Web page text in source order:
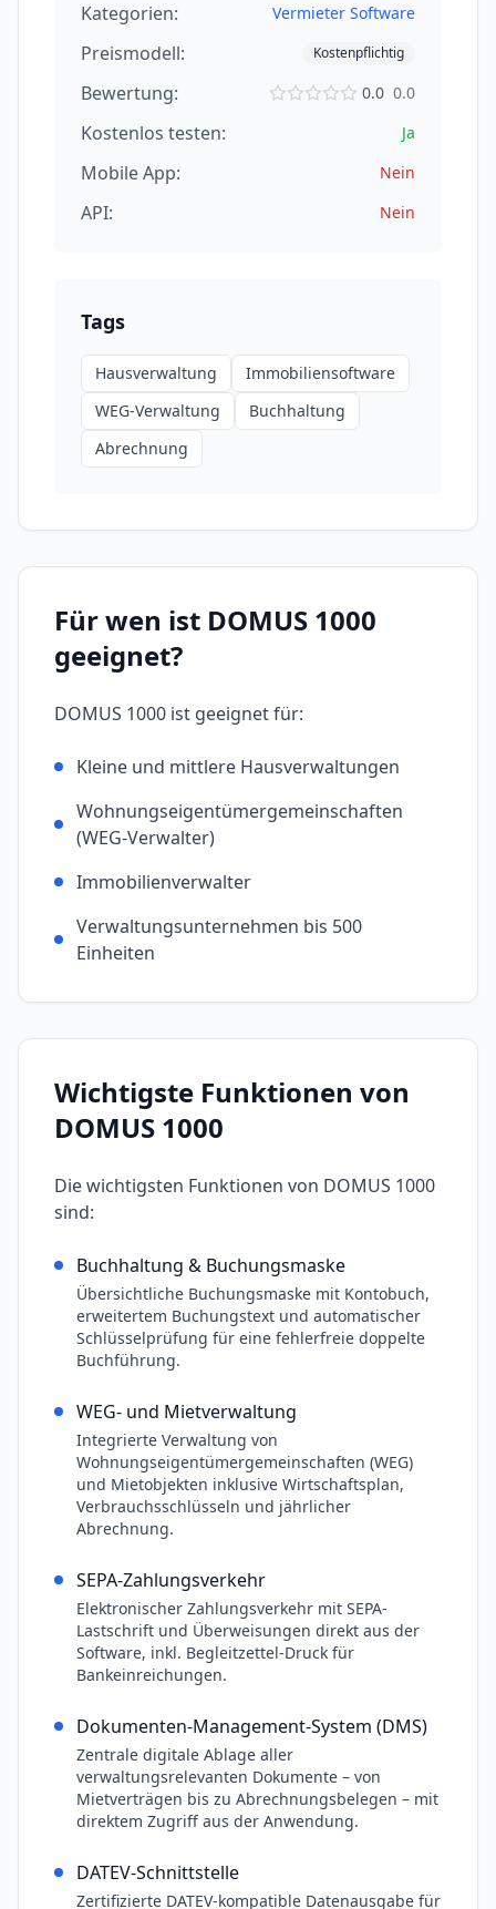
Kategorien: Vermieter Software
Preismodell: Kostenpflichtig
Bewertung: 0.0 0.0
Kostenlos testen: Ja
Mobile App: Nein
API: Nein
Tags
Hausverwaltung
Immobiliensoftware
WEG-Verwaltung
Buchhaltung
Abrechnung
Für wen ist DOMUS 1000
geeignet?
DOMUS 1000 ist geeignet für:
Kleine und mittlere Hausverwaltungen
Wohnungseigentümergemeinschaften
(WEG-Verwalter)
Immobilienverwalter
Verwaltungsunternehmen bis 500
Einheiten
Wichtigste Funktionen von
DOMUS 1000
Die wichtigsten Funktionen von DOMUS 1000
sind:
Buchhaltung & Buchungsmaske
Übersichtliche Buchungsmaske mit Kontobuch,
erweitertem Buchungstext und automatischer
Schlüsselprüfung für eine fehlerfreie doppelte
Buchführung.
WEG- und Mietverwaltung
Integrierte Verwaltung von
Wohnungseigentümergemeinschaften (WEG)
und Mietobjekten inklusive Wirtschaftsplan,
Verbrauchsschlüsseln und jährlicher
Abrechnung.
SEPA-Zahlungsverkehr
Elektronischer Zahlungsverkehr mit SEPA-
Lastschrift und Überweisungen direkt aus der
Software, inkl. Begleitzettel-Druck für
Bankeinreichungen.
Dokumenten-Management-System (DMS)
Zentrale digitale Ablage aller
verwaltungsrelevanten Dokumente – von
Mietverträgen bis zu Abrechnungsbelegen – mit
direktem Zugriff aus der Anwendung.
DATEV-Schnittstelle
Zertifizierte DATEV-kompatible Datenausgabe für